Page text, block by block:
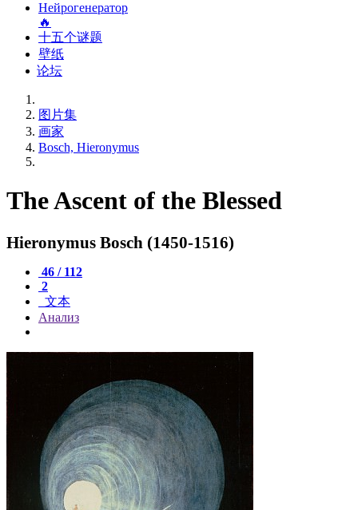
Нейрогенератор
🔥
十五个谜题
壁纸
论坛
图片集
画家
Bosch, Hieronymus
The Ascent of the Blessed
Hieronymus Bosch (1450-1516)
46 / 112
2
文本
Анализ